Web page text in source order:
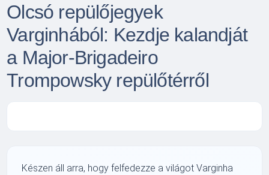
Olcsó repülőjegyek
Varginhából: Kezdje kalandját
a Major-Brigadeiro
Trompowsky repülőtérről
Készen áll arra, hogy felfedezze a világot Varginha